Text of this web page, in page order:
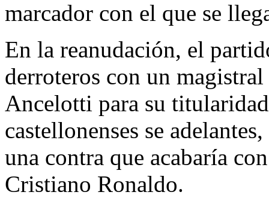
marcador con el que se
En la reanudación, el
derroteros con un
Ancelotti para su
castellonenses se
una contra que acabaría
Cristiano Ronaldo.